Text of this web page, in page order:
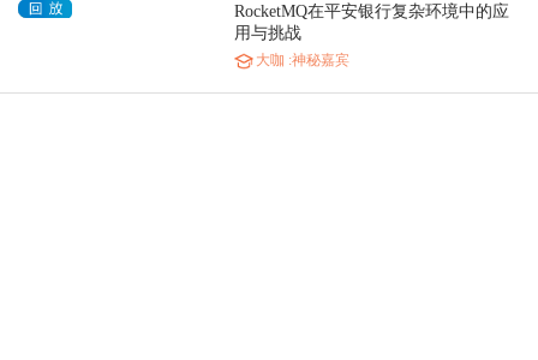
RocketMQ在平安银行复杂环境中的应
用与挑战
大咖 :神秘嘉宾